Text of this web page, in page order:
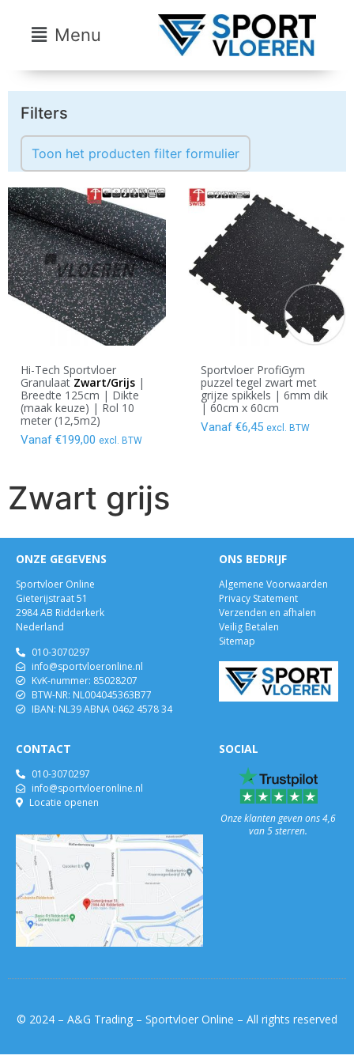
Menu
Filters
Toon het producten filter formulier
Hi-Tech Sportvloer
Granulaat Zwart/Grijs |
Breedte 125cm | Dikte
(maak keuze) | Rol 10
meter (12,5m2)
Vanaf €199,00 excl. BTW
Sportvloer ProfiGym
puzzel tegel zwart met
grijze spikkels | 6mm dik
| 60cm x 60cm
Vanaf €6,45 excl. BTW
Zwart grijs
ONZE GEGEVENS
Sportvloer Online
Gieterijstraat 51
2984 AB Ridderkerk
Nederland
010-3070297
info@sportvloeronline.nl
KvK-nummer: 85028207
BTW-NR: NL004045363B77
IBAN: NL39 ABNA 0462 4578 34
ONS BEDRIJF
Algemene Voorwaarden
Privacy Statement
Verzenden en afhalen
Veilig Betalen
Sitemap
CONTACT
010-3070297
info@sportvloeronline.nl
Locatie openen
SOCIAL
Onze klanten geven ons 4,6
van 5 sterren.
© 2024 – A&G Trading – Sportvloer Online – All rights reserved